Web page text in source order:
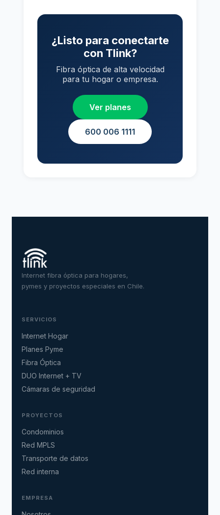
¿Listo para conectarte
con Tlink?
Fibra óptica de alta velocidad
para tu hogar o empresa.
Ver planes
600 006 1111
Internet fibra óptica para hogares,
pymes y proyectos especiales en Chile.
SERVICIOS
Internet Hogar
Planes Pyme
Fibra Óptica
DUO Internet + TV
Cámaras de seguridad
PROYECTOS
Condominios
Red MPLS
Transporte de datos
Red interna
EMPRESA